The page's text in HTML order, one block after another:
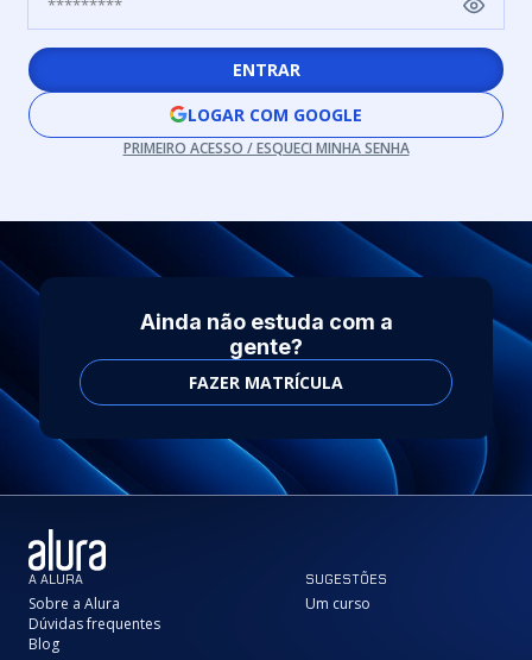
ENTRAR
LOGAR COM GOOGLE
PRIMEIRO ACESSO / ESQUECI MINHA SENHA
Ainda não estuda com a
gente?
FAZER MATRÍCULA
A ALURA
Sobre a Alura
Dúvidas frequentes
Blog
SUGESTÕES
Um curso